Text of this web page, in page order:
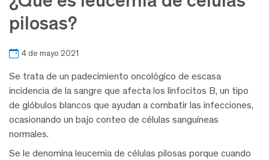
pilosas?
4 de mayo 2021
Se trata de un padecimiento oncológico de escasa
incidencia de la sangre que afecta los linfocitos B, un tipo
de glóbulos blancos que ayudan a combatir las infecciones,
ocasionando un bajo conteo de células sanguíneas
normales.
Se le denomina leucemia de células pilosas porque cuando